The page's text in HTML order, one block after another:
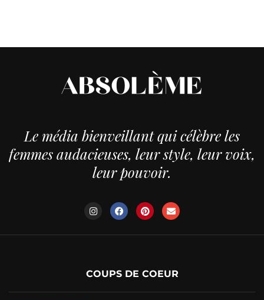
Le média bienveillant qui célèbre les
femmes audacieuses, leur style, leur voix,
leur pouvoir.
COUPS DE COEUR